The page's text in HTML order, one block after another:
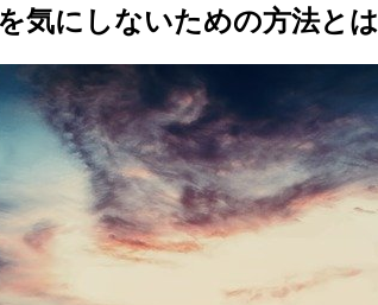
気にしないための方法とは